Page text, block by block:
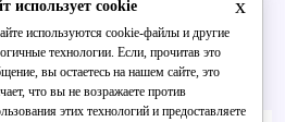
стало с путепроводом в
x
использует cookie
используются cookie-файлы и другие
технологии. Если, прочитав это
вы остаетесь на нашем сайте, это
что вы не возражаете против
этих технологий и предоставляете